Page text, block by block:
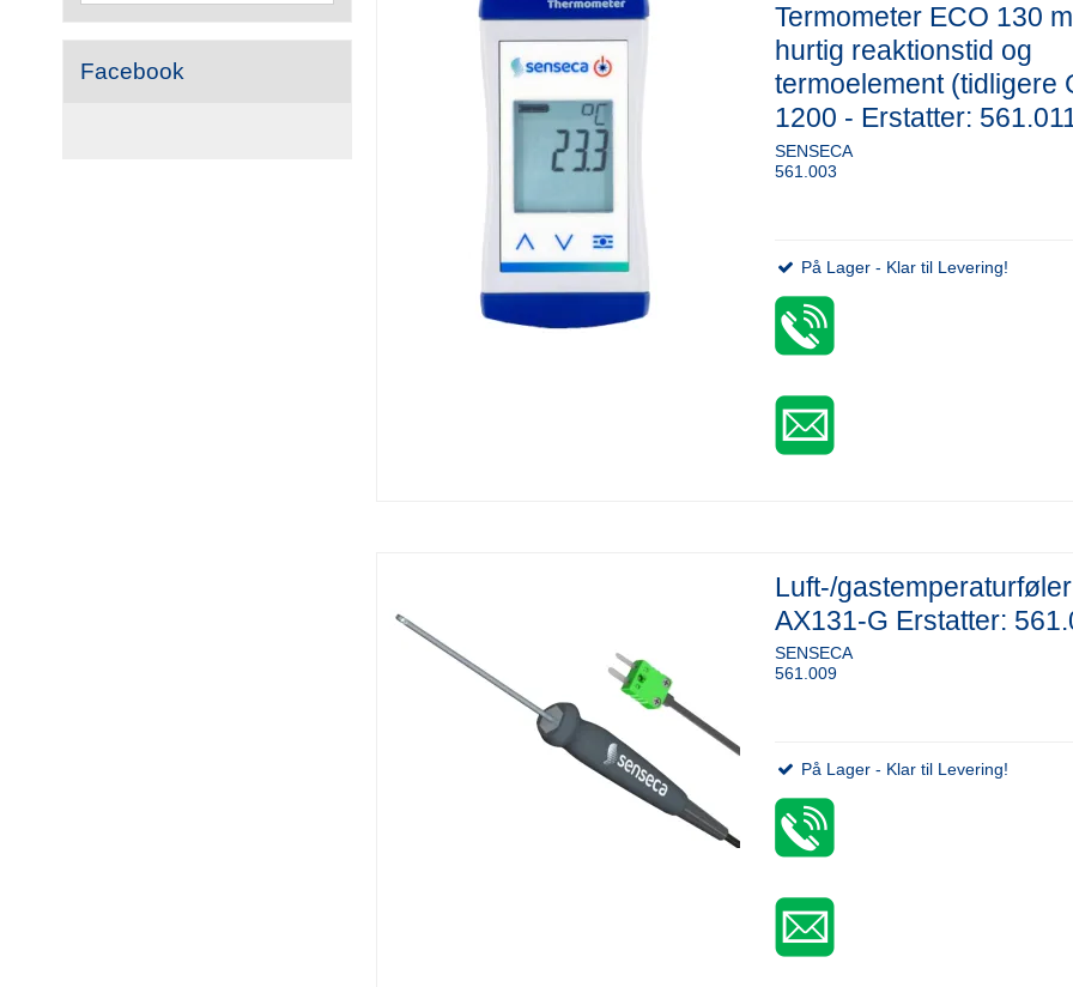
Facebook
Termometer ECO 130
hurtig reaktionstid og
termoelement (tidligere
1200 - Erstatter:
SENSECA
561.003
På Lager - Klar til Levering!
Luft-/gastemperaturføler
AX131-G Erstatter:
SENSECA
561.009
På Lager - Klar til Levering!